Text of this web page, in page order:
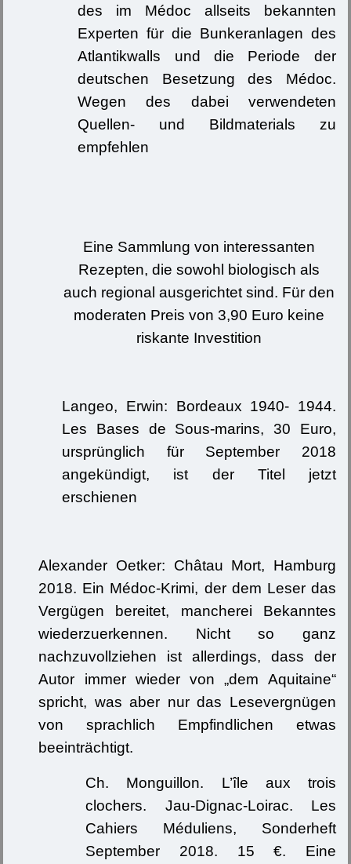
des im Médoc allseits bekannten
Experten für die Bunkeranlagen des
Atlantikwalls und die Periode der
deutschen Besetzung des Médoc.
Wegen des dabei verwendeten
Quellen- und Bildmaterials zu
empfehlen
Eine Sammlung von interessanten
Rezepten, die sowohl biologisch als
auch regional ausgerichtet sind. Für den
moderaten Preis von 3,90 Euro keine
riskante Investition
Langeo, Erwin: Bordeaux 1940- 1944.
Les Bases de Sous-marins, 30 Euro,
ursprünglich für September 2018
angekündigt, ist der Titel jetzt
erschienen
Alexander Oetker: Châtau Mort, Hamburg
2018. Ein Médoc-Krimi, der dem Leser das
Vergügen bereitet, mancherei Bekanntes
wiederzuerkennen. Nicht so ganz
nachzuvollziehen ist allerdings, dass der
Autor immer wieder von „dem Aquitaine“
spricht, was aber nur das Lesevergnügen
von sprachlich Empfindlichen etwas
beeinträchtigt.
Ch. Monguillon. L’île aux trois
clochers. Jau-Dignac-Loirac. Les
Cahiers Méduliens, Sonderheft
September 2018. 15 €. Eine